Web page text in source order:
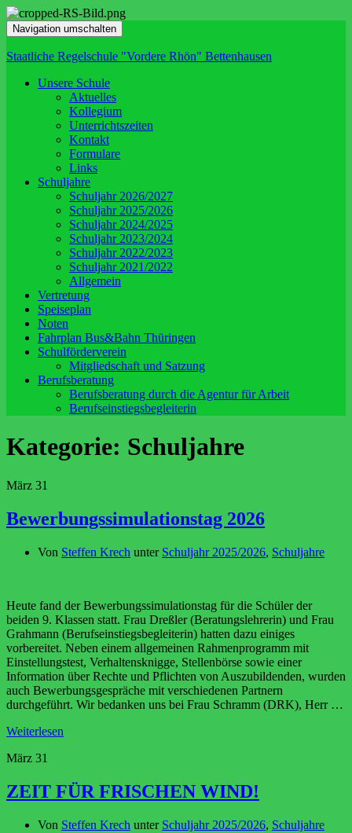
Navigation umschalten
Staatliche Regelschule "Vordere Rhön" Bettenhausen
Unsere Schule
Aktuelles
Kollegium
Unterrichtszeiten
Kontakt
Formulare
Links
Schuljahre
Schuljahr 2026/2027
Schuljahr 2025/2026
Schuljahr 2024/2025
Schuljahr 2023/2024
Schuljahr 2022/2023
Schuljahr 2021/2022
Allgemein
Vertretung
Speiseplan
Noten
Fahrplan Bus&Bahn Thüringen
Schulförderverein
Mitgliedschaft und Satzung
Berufsberatung
Berufsberatung durch die Agentur für Arbeit
Berufseinstiegsbegleiterin
Kategorie: Schuljahre
März 31
Bewerbungssimulationstag 2026
Von Steffen Krech unter Schuljahr 2025/2026, Schuljahre
Heute fand der Bewerbungssimulationstag für die Schüler der
beiden 9. Klassen statt. Frau Dreßler (Beratungslehrerin) und Frau
Grahmann (Berufseinstiegsbegleiterin) hatten dazu einiges
vorbereitet. Neben einem allgemeinen Rahmenprogramm mit
Einstellungstest, Verhaltensknigge, Stellenbörse sowie einer
Information über Rechte und Pflichten von Auszubildenden, wurden
auch Bewerbungsgespräche mit verschiedenen Partnern
durchgeführt. Wir bedanken uns bei Frau Schramm (DRK), Herr …
Weiterlesen
März 31
ZEIT FÜR FRISCHEN WIND!
Von Steffen Krech unter Schuljahr 2025/2026, Schuljahre